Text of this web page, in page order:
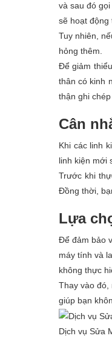
và sau đó
sẽ hoạt động
Tuy nhiên,
hỏng thêm.
Để giảm
thân có kinh
thận ghi
Cân
Khi các linh
linh kiện mới
Trước khi
Đồng thời,
Lựa
Để đảm bảo
máy tính và
không thực
Thay vào đó,
giúp bạn
Dịch vụ Sửa